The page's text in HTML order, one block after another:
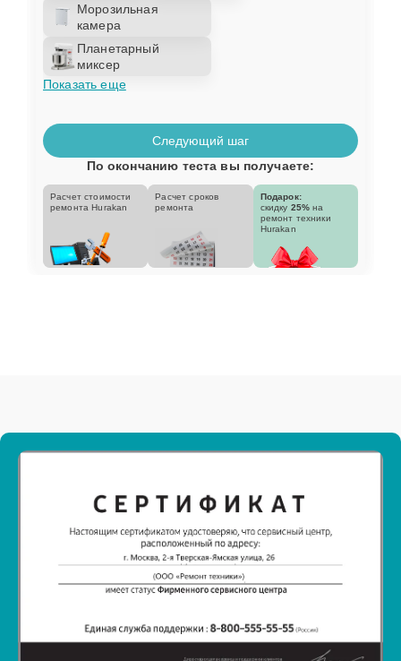
Морозильная
камера
Планетарный
миксер
Показать еще
Следующий шаг
По окончанию теста вы получаете:
Расчет стоимости
ремонта Hurakan
Расчет сроков
ремонта
Подарок:
скидку 25% на
ремонт техники
Hurakan